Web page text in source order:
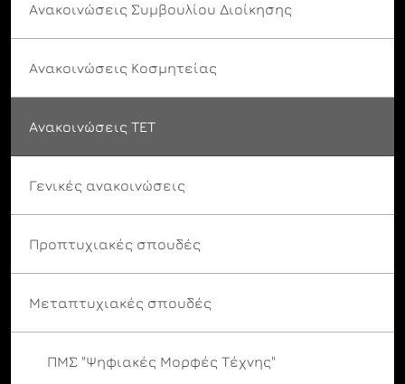
Ανακοινώσεις Συμβουλίου Διοίκησης
Ανακοινώσεις Κοσμητείας
Ανακοινώσεις ΤΕΤ
Γενικές ανακοινώσεις
Προπτυχιακές σπουδές
Μεταπτυχιακές σπουδές
ΠΜΣ "Ψηφιακές Μορφές Τέχνης"